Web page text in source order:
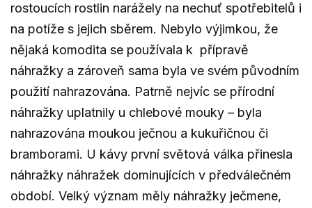
rostoucích rostlin narážely na nechuť spotřebitelů i
na potíže s jejich sběrem. Nebylo výjimkou, že
nějaká komodita se používala k přípravě
náhražky a zároveň sama byla ve svém původním
použití nahrazována. Patrně nejvíc se přírodní
náhražky uplatnily u chlebové mouky – byla
nahrazována moukou ječnou a kukuřičnou či
bramborami. U kávy první světová válka přinesla
náhražky náhražek dominujících v předválečném
období. Velký význam měly náhražky ječmene,